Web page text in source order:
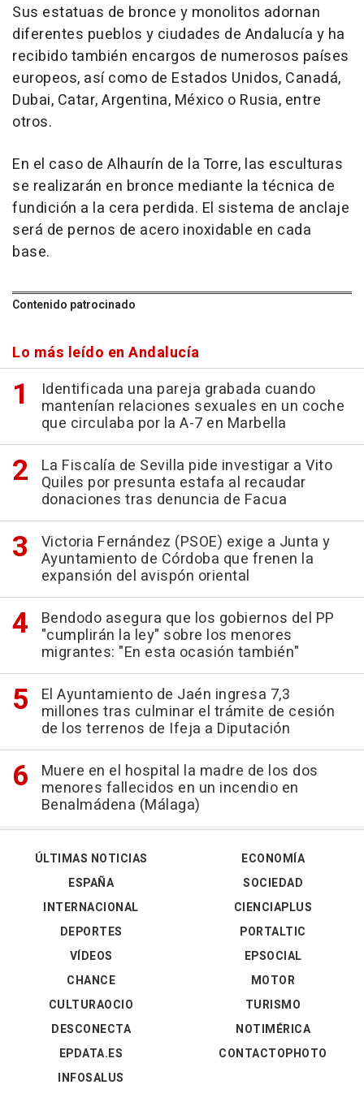
Sus estatuas de bronce y monolitos adornan
diferentes pueblos y ciudades de Andalucía y ha
recibido también encargos de numerosos países
europeos, así como de Estados Unidos, Canadá,
Dubai, Catar, Argentina, México o Rusia, entre
otros.
En el caso de Alhaurín de la Torre, las esculturas
se realizarán en bronce mediante la técnica de
fundición a la cera perdida. El sistema de anclaje
será de pernos de acero inoxidable en cada
base.
Contenido patrocinado
Lo más leído en Andalucía
Identificada una pareja grabada cuando
mantenían relaciones sexuales en un coche
que circulaba por la A-7 en Marbella
La Fiscalía de Sevilla pide investigar a Vito
Quiles por presunta estafa al recaudar
donaciones tras denuncia de Facua
Victoria Fernández (PSOE) exige a Junta y
Ayuntamiento de Córdoba que frenen la
expansión del avispón oriental
Bendodo asegura que los gobiernos del PP
"cumplirán la ley" sobre los menores
migrantes: "En esta ocasión también"
El Ayuntamiento de Jaén ingresa 7,3
millones tras culminar el trámite de cesión
de los terrenos de Ifeja a Diputación
Muere en el hospital la madre de los dos
menores fallecidos en un incendio en
Benalmádena (Málaga)
ÚLTIMAS NOTICIAS
ESPAÑA
INTERNACIONAL
DEPORTES
VÍDEOS
ECONOMÍA
SOCIEDAD
CIENCIAPLUS
PORTALTIC
EPSOCIAL
CHANCE
CULTURAOCIO
DESCONECTA
EPDATA.ES
INFOSALUS
MOTOR
TURISMO
NOTIMÉRICA
CONTACTOPHOTO